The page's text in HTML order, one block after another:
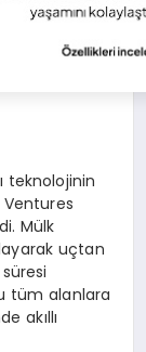
teknolojinin
Mülk
uçtan
tüm alanlara
akıllı